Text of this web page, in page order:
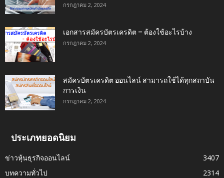
กรกฎาคม 2, 2024
เอกสารสมัครบัตรเครดิต – ต้องใช้อะไรบ้าง
กรกฎาคม 2, 2024
สมัครบัตรเครดิต ออนไลน์ สามารถใช้ได้ทุกสถาบัน
การเงิน
กรกฎาคม 2, 2024
ประเภทยอดนิยม
ข่าวหุ้นธุรกิจออนไลน์
3407
บทความทั่วไป
2314